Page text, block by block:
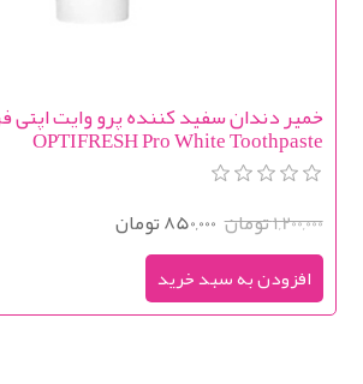
خمیر دندان سفید کننده پرو وایت
OPTIFRESH Pro White Toothpaste
1,200,000 تومان 850,000 تومان